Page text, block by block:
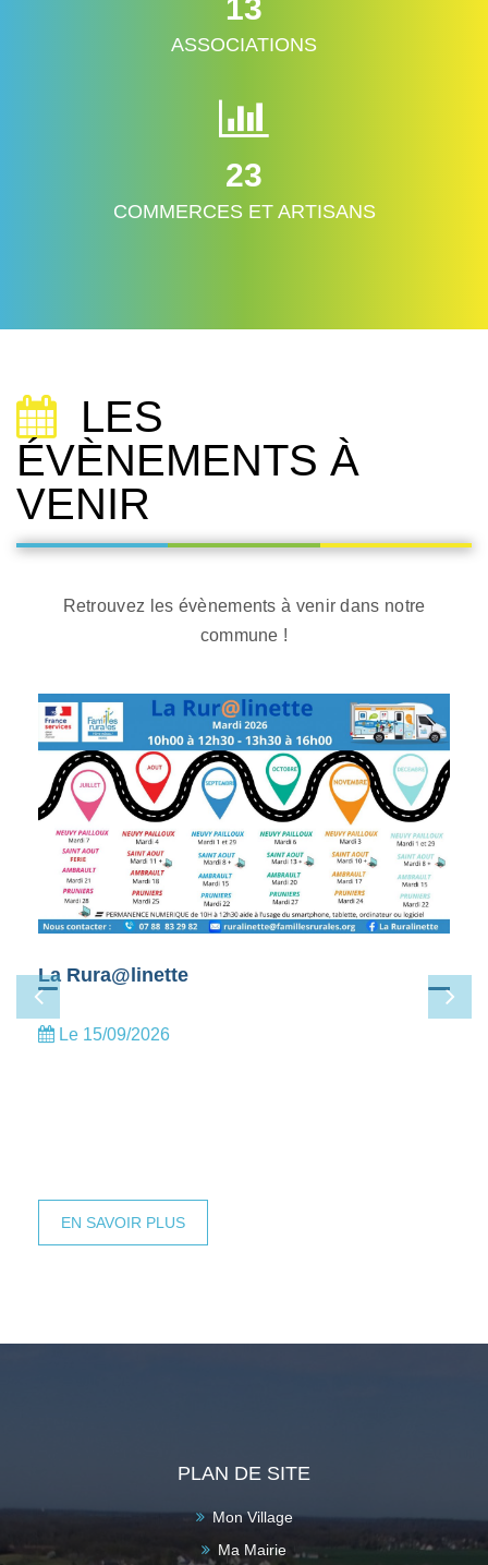
13
ASSOCIATIONS
23
COMMERCES ET ARTISANS
LES
ÉVÈNEMENTS À
VENIR
Retrouvez les évènements à venir dans notre
commune !
Escape Game Carrière CHERET Ambrault
Le 19/09/2026
EN SAVOIR PLUS
PLAN DE SITE
Mon Village
Ma Mairie